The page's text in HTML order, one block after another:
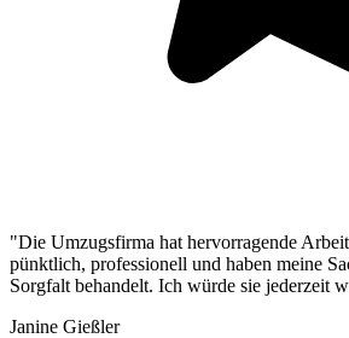
"Die Umzugsfirma hat hervorragende
pünktlich, professionell und haben meine
Sorgfalt behandelt. Ich würde sie jederzeit
Janine Gießler